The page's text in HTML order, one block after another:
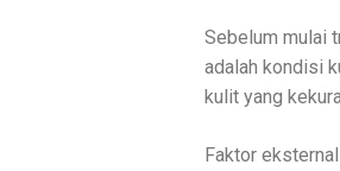
Sebelum mulai
adalah kondisi
kulit yang
Faktor